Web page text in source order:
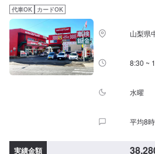
デッセイ,セレナ,クラウン等(1.5t-2.0t以下)車
険：17,650円重量税：32,800円印紙代：
--合計：63,750円
代車OK カードOK
山梨県
8:30 ~
水曜
平均8
実績金額